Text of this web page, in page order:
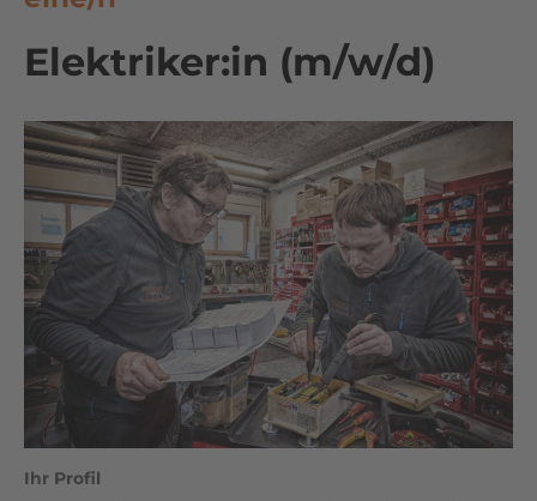
Elektriker:in (m/w/d)
Ihr Profil